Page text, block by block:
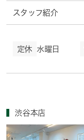
スタッフ紹介
定休 水曜日
渋谷本店